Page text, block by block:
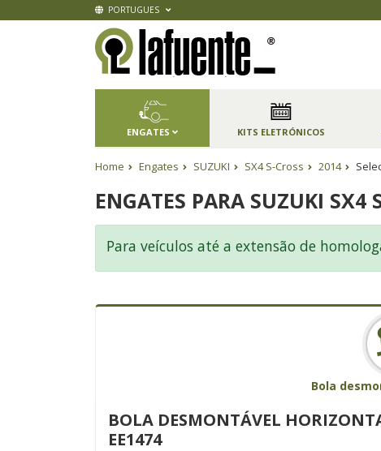
PORTUGUES
ENGATES KITS ELETRÓNICOS
Home Engates SUZUKI SX4 S-Cross 2014
ENGATES PARA SUZUKI SX4
Para veículos até a extensão de
Bola
BOLA DESMONTÁVEL
EE1474